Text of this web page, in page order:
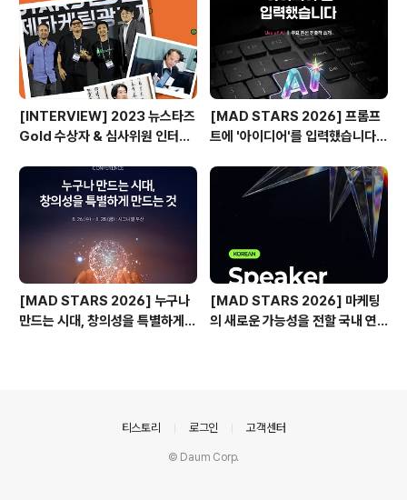
[INTERVIEW] 2023 뉴스타즈
Gold 수상자 & 심사위원 인터뷰
[MAD STARS 2026] 프롬프
트에 '아이디어'를 입력했습니다
[MAD STARS 2026] 누구나
만드는 시대, 창의성을 특별하게
[MAD STARS 2026] 마케팅
의 새로운 가능성을 전할 국내 연
티스토리 로그인 고객센터
© Daum Corp.